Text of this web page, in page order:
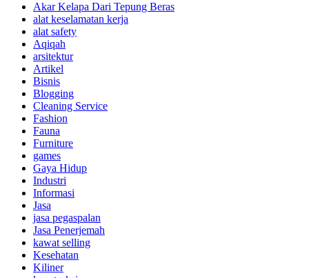
Akar Kelapa Dari Tepung Beras
alat keselamatan kerja
alat safety
Aqiqah
arsitektur
Artikel
Bisnis
Blogging
Cleaning Service
Fashion
Fauna
Furniture
games
Gaya Hidup
Industri
Informasi
Jasa
jasa pegaspalan
Jasa Penerjemah
kawat selling
Kesehatan
Kiliner